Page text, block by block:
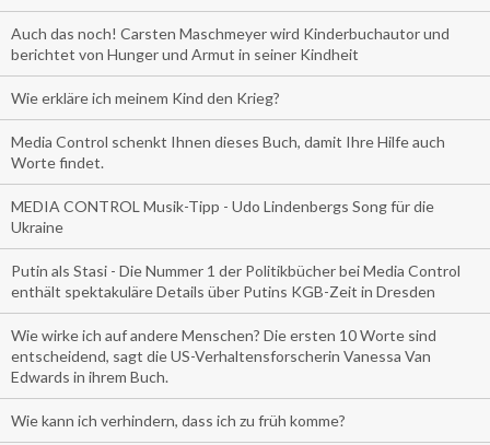
Auch das noch! Carsten Maschmeyer wird Kinderbuchautor und
berichtet von Hunger und Armut in seiner Kindheit
Wie erkläre ich meinem Kind den Krieg?
Media Control schenkt Ihnen dieses Buch, damit Ihre Hilfe auch
Worte findet.
MEDIA CONTROL Musik-Tipp - Udo Lindenbergs Song für die
Ukraine
Putin als Stasi - Die Nummer 1 der Politikbücher bei Media Control
enthält spektakuläre Details über Putins KGB-Zeit in Dresden
Wie wirke ich auf andere Menschen? Die ersten 10 Worte sind
entscheidend, sagt die US-Verhaltensforscherin Vanessa Van
Edwards in ihrem Buch.
Wie kann ich verhindern, dass ich zu früh komme?